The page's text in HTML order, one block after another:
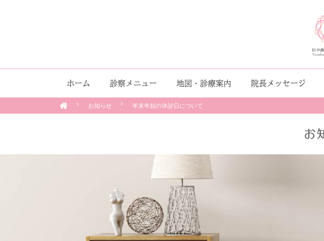
ホーム 診察メニュー 地図・診療案内 院長メッセージ
お知らせ 年末年始の休診日について